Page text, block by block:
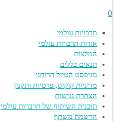
0
תרבויות עולמי
אודות תרבויות עולמי
המלצות
תנאים כללים
מניפסט הטיול הרוחני
מדיניות קוקיס, פרטיות ותקנון
הצהרת נגישות
תוכנית השיתוף של תרבויות עולמי
הרשמת משתף